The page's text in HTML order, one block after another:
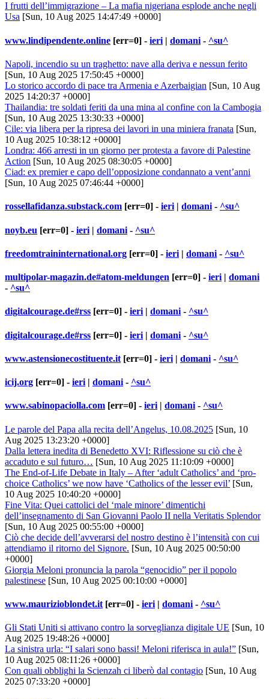
I frutti dell’immigrazione – La mafia nigeriana esplode anche negli
Usa [Sun, 10 Aug 2025 14:47:49 +0000]
www.lindipendente.online [err=0] - ieri | domani - ^su^
Napoli, incendio su un traghetto: nave alla deriva e nessun ferito
[Sun, 10 Aug 2025 17:50:45 +0000]
Lo storico accordo di pace tra Armenia e Azerbaigian [Sun, 10 Aug
2025 14:20:37 +0000]
Thailandia: tre soldati feriti da una mina al confine con la Cambogia
[Sun, 10 Aug 2025 13:30:33 +0000]
Cile: via libera per la ripresa dei lavori in una miniera franata [Sun,
10 Aug 2025 10:38:12 +0000]
Londra: 466 arresti in un giorno per protesta a favore di Palestine
Action [Sun, 10 Aug 2025 08:30:05 +0000]
Ciad: ex premier e capo dell’opposizione condannato a vent’anni
[Sun, 10 Aug 2025 07:46:44 +0000]
rossellafidanza.substack.com [err=0] - ieri | domani - ^su^
noyb.eu [err=0] - ieri | domani - ^su^
freedomtraininternational.org [err=0] - ieri | domani - ^su^
multipolar-magazin.de#atom-meldungen [err=0] - ieri | domani
- ^su^
digitalcourage.de#rss [err=0] - ieri | domani - ^su^
digitalcourage.de#rss [err=0] - ieri | domani - ^su^
www.astensionecostituente.it [err=0] - ieri | domani - ^su^
icij.org [err=0] - ieri | domani - ^su^
www.sabinopaciolla.com [err=0] - ieri | domani - ^su^
Le parole del Papa alla recita dell’Angelus, 10.08.2025 [Sun, 10
Aug 2025 13:23:20 +0000]
Dalla lettera inedita di Benedetto XVI: Riflessione su ciò che è
accaduto e sul futuro… [Sun, 10 Aug 2025 11:10:09 +0000]
The End-of-Life Debate in Italy – After ‘adult Catholics’ and ‘pro-
choice Catholics’ we now have ‘Catholics of the lesser evil’ [Sun,
10 Aug 2025 10:40:20 +0000]
Fine Vita: Quei cattolici del ‘male minore’ dimentichi
dell’insegnamento di San Giovanni Paolo II nella Veritatis Splendor
[Sun, 10 Aug 2025 00:55:00 +0000]
Ciò che decide dell’avverarsi del nostro destino è l’intensità con cui
attendiamo il ritorno del Signore. [Sun, 10 Aug 2025 00:50:00
+0000]
Giorgia Meloni pronuncia la parola “genocidio” per il popolo
palestinese [Sun, 10 Aug 2025 00:10:00 +0000]
www.maurizioblondet.it [err=0] - ieri | domani - ^su^
Gli Stati Uniti si attivano contro la sorveglianza digitale UE [Sun, 10
Aug 2025 19:48:26 +0000]
La sinistra urla: “I salari sono bassi! Meloni riferisca in aula!” [Sun,
10 Aug 2025 08:11:26 +0000]
Con quali obblighi la Scienzah ci liberò dal contagio [Sun, 10 Aug
2025 07:33:20 +0000]